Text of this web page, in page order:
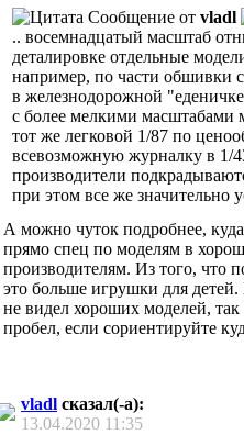
Сообщение от vladl
.. восемнадцатый масштаб
деталировке отдельные
например, по части обшивки
в железнодорожной
с более мелкими масштабами
тот же легковой 1/87 по
всевозможную журналку в 1/
производители
при этом все же значительно
А можно чуток подробнее,
прямо спец по моделям в
производителям. Из того, что
это больше игрушки для
не видел хороших моделей,
пробел, если сориентируйте
vladl сказал(-а):
13.04.2020 11:35